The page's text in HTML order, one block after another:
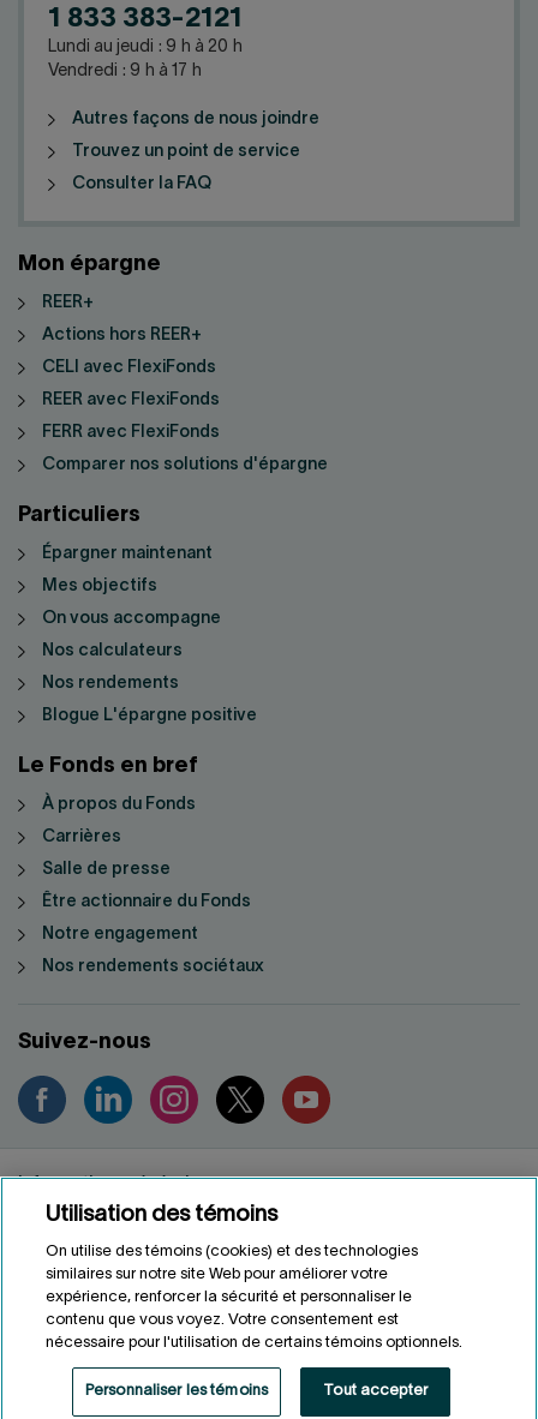
1 833 383-2121
Lundi au jeudi : 9 h à 20 h
Vendredi : 9 h à 17 h
Autres façons de nous joindre
Trouvez un point de service
Consulter la FAQ
Mon épargne
REER+
Actions hors REER+
CELI avec FlexiFonds
REER avec FlexiFonds
FERR avec FlexiFonds
Comparer nos solutions d'épargne
Particuliers
Épargner maintenant
Mes objectifs
On vous accompagne
Nos calculateurs
Nos rendements
Blogue L'épargne positive
Le Fonds en bref
À propos du Fonds
Carrières
Salle de presse
Être actionnaire du Fonds
Notre engagement
Nos rendements sociétaux
Suivez-nous
Renseignements personnels
Conditions d'utilisation
Accessibilité
Personnaliser les témoins
ENGLISH Fonds de solidarité FTQ
Utilisation des témoins
On utilise des témoins (cookies) et des technologies
similaires sur notre site Web pour améliorer votre
expérience, renforcer la sécurité et personnaliser le
contenu que vous voyez. Votre consentement est
nécessaire pour l'utilisation de certains témoins optionnels.
Personnaliser les témoins Tout accepter